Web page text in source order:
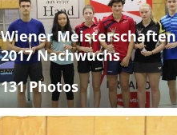
Wiener Meisterschaften
2017 Nachwuchs
131 Photos